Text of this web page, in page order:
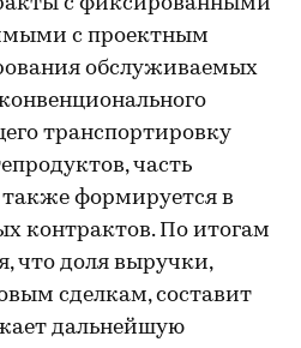
с проектным
обслуживаемых
транспортировку
часть
формируется в
контрактов. По итогам
что доля выручки,
сделкам, составит
дальнейшую